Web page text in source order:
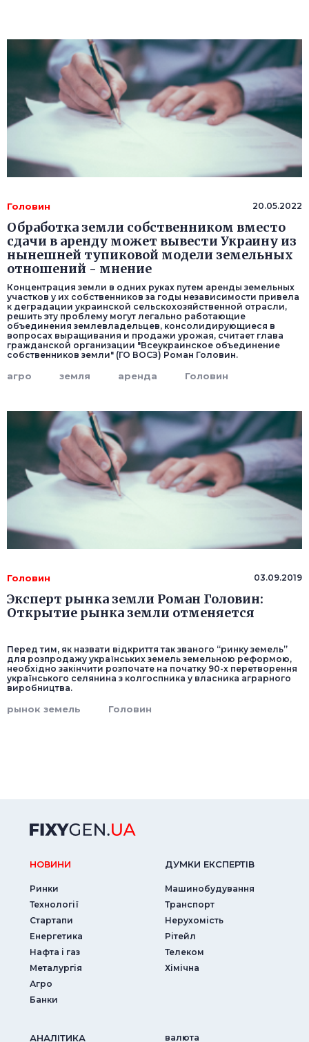
Головин 20.05.2022
Обработка земли собственником вместо
сдачи в аренду может вывести Украину из
нынешней тупиковой модели земельных
отношений - мнение
Концентрация земли в одних руках путем аренды земельных
участков у их собственников за годы независимости привела
к деградации украинской сельскохозяйственной отрасли,
решить эту проблему могут легально работающие
объединения землевладельцев, консолидирующиеся в
вопросах выращивания и продажи урожая, считает глава
гражданской организации "Всеукраинское объединение
собственников земли" (ГО ВОСЗ) Роман Головин.
агро земля аренда Головин
Головин 03.09.2019
Эксперт рынка земли Роман Головин:
Открытие рынка земли отменяется
Перед тим, як назвати відкриття так званого “ринку земель”
для розпродажу українських земель земельною реформою,
необхідно закінчити розпочате на початку 90-х перетворення
українського селянина з колгоспника у власника аграрного
виробництва.
рынок земель Головин
НОВИНИ
Ринки
Технології
Стартапи
Енергетика
Нафта і газ
Металургія
Агро
Банки
ДУМКИ ЕКСПЕРТIВ
Машинобудування
Транспорт
Нерухомість
Рітейл
Телеком
Хімічна
АНАЛIТИКА валюта